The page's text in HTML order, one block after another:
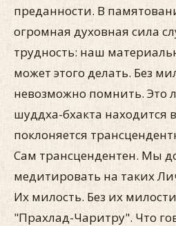
преданности. В
огромная духовная сила
трудность: наш
может этого делать. Без
невозможно помнить. Это
шуддха-бхакта находится
поклоняется
Сам трансцендентен. Мы
медитировать на таких
Их милость. Без их
"Прахлад-Чаритру". Что